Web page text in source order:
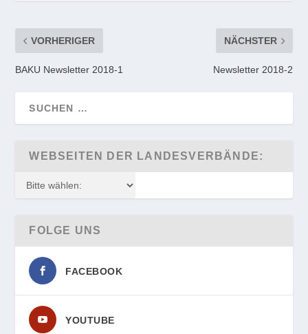
VORHERIGER
BAKU Newsletter 2018-1
NÄCHSTER
Newsletter 2018-2
WEBSEITEN DER LANDESVERBÄNDE:
FOLGE UNS
FACEBOOK
YOUTUBE